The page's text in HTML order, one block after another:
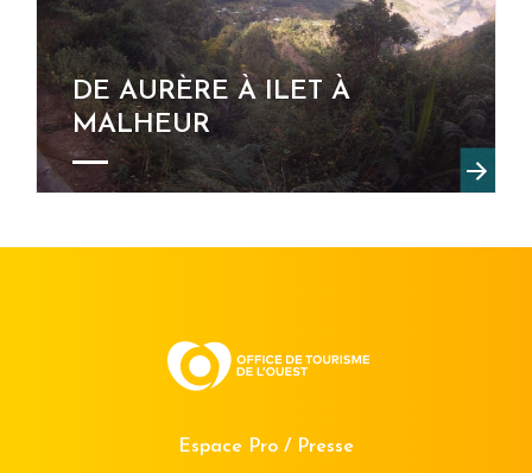
DE AURÈRE À ILET À
MALHEUR
Espace Pro / Presse